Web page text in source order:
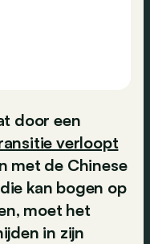
door een
verloopt
met de Chinese
kan bogen op
moet het
in zijn